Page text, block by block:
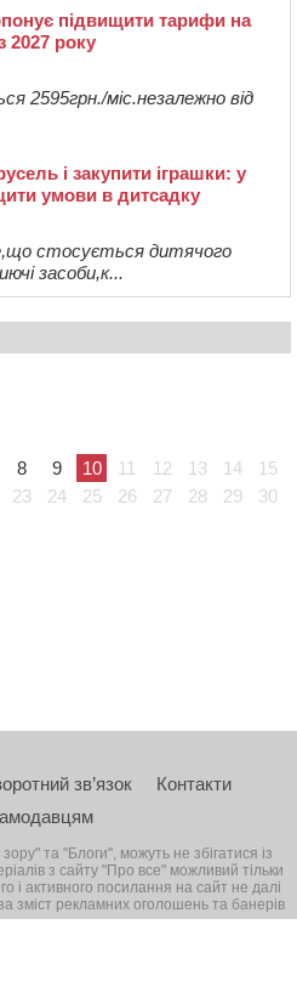
підвищити тарифи на
2027 року
2595грн./міс.незалежно від
і закупити іграшки: у
умови в дитсадку
стосується дитячого
засоби,к...
8 9 10 11 12 13 14
15
23 24 25 26 27 28 29
30
зв’язок
Контакти
та "Блоги", можуть не збігатися із
з сайту "Про все" можливий тільки
і активного посилання на сайт не далі
зміст рекламних оголошень та банерів